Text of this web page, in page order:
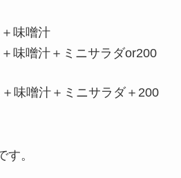
味噌汁
味噌汁＋ミニサラダor200
味噌汁＋ミニサラダ＋200
。